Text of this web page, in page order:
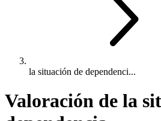
la situación de dependenci...
Valoración de la